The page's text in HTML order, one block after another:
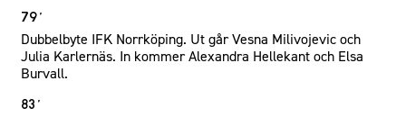
79´
Dubbelbyte IFK Norrköping. Ut går Vesna Milivojevic och
Julia Karlernäs. In kommer Alexandra Hellekant och Elsa
Burvall.
83´